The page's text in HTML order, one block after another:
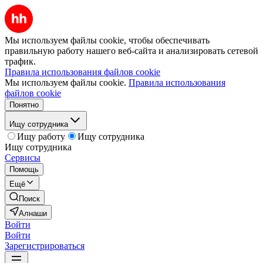
Мы используем файлы cookie, чтобы обеспечивать
правильную работу нашего веб-сайта и анализировать сетевой
трафик.
Правила использования файлов cookie
Мы используем файлы cookie. Правила использования
файлов cookie
Понятно
Ищу сотрудника
Ищу работу
Ищу сотрудника
Ищу сотрудника
Сервисы
Помощь
Ещё
Поиск
Алнаши
Войти
Войти
Зарегистрироваться